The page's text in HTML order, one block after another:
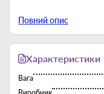
Повний опис
Характеристики
Вага